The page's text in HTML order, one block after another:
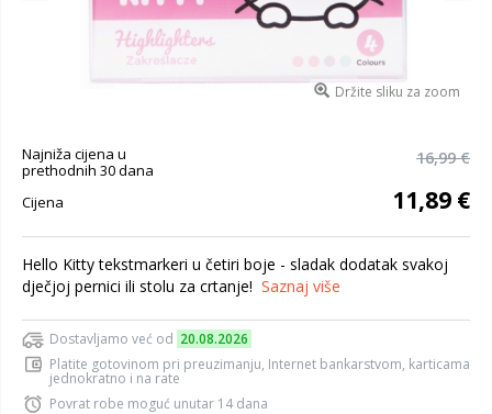
Držite sliku za zoom
Najniža cijena u
prethodnih 30 dana
16,99 €
Cijena 11,89 €
Hello Kitty tekstmarkeri u četiri boje - sladak dodatak svakoj
dječjoj pernici ili stolu za crtanje! Saznaj više
Dostavljamo već od 20.08.2026
Platite gotovinom pri preuzimanju, Internet bankarstvom, karticama
jednokratno i na rate
Povrat robe moguć unutar 14 dana